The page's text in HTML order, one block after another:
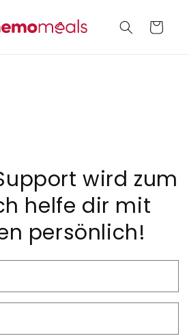
Warenkorb
wird zum
helfe dir mit
persönlich!